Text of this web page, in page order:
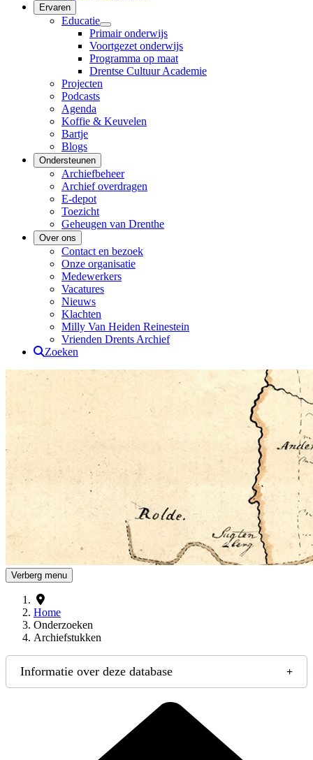
Ervaren
Educatie
Primair onderwijs
Voortgezet onderwijs
Programma op maat
Drentse Cultuur Academie
Projecten
Podcasts
Agenda
Koffie & Keuvelen
Bartje
Blogs
Ondersteunen
Archiefbeheer
Archief overdragen
E-depot
Toezicht
Geheugen van Drenthe
Over ons
Contact en bezoek
Onze organisatie
Medewerkers
Vacatures
Nieuws
Klachten
Milly Van Heiden Reinestein
Vrienden Drents Archief
Zoeken
Drents Archief
Verberg menu
Home
Onderzoeken
Archiefstukken
Informatie over deze database